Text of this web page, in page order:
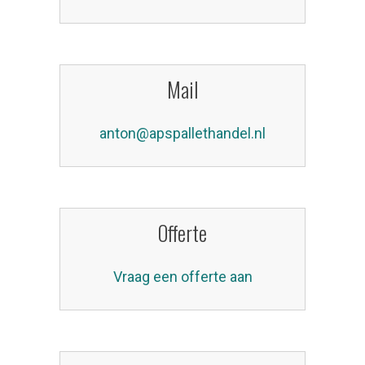
Mail
anton@apspallethandel.nl
Offerte
Vraag een offerte aan